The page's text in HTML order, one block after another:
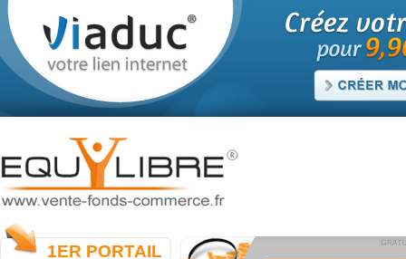
1ER PORTAIL